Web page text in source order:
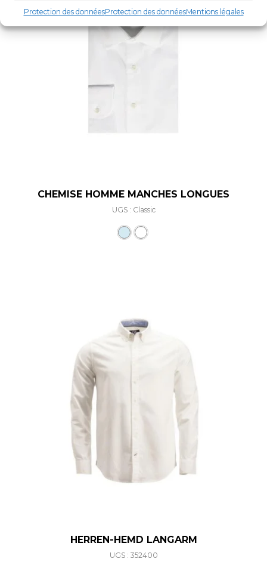
Protection des donnéesProtection des donnéesMentions légales
CHEMISE HOMME MANCHES LONGUES
UGS : Classic
HERREN-HEMD LANGARM
UGS : 352400